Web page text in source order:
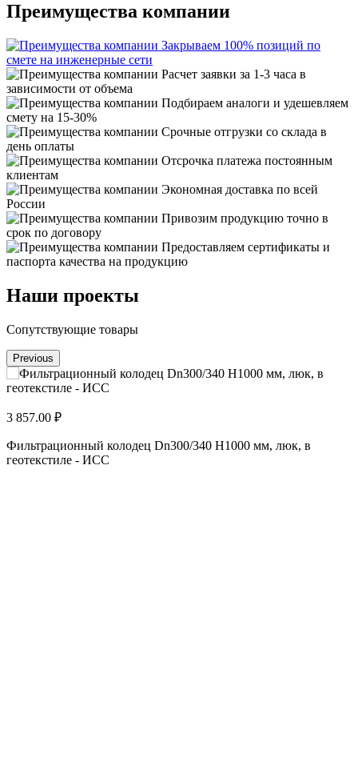
Преимущества компании
Закрываем 100% позиций по
смете на инженерные сети
Расчет заявки за 1-3 часа в
зависимости от объема
Подбираем аналоги и удешевляем
смету на 15-30%
Срочные отгрузки со склада в
день оплаты
Отсрочка платежа постоянным
клиентам
Экономная доставка по всей
России
Привозим продукцию точно в
срок по договору
Предоставляем сертификаты и
паспорта качества на продукцию
Наши проекты
Сопутствующие товары
Previous
3 857.00 ₽
Фильтрационный колодец Dn300/340 H1000 мм, люк, в
геотекстиле - ИСС